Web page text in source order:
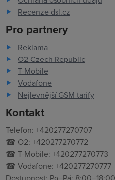
Recenze dsl.cz
Pro partnery
Reklama
O2 Czech Republic
T-Mobile
Vodafone
Nejlevnější GSM tarify
Kontakt
Telefon: +420277270707
☎ O2: +420277270772
☎ T-Mobile: +420277270773
☎ Vodafone: +420277270777
Dostupnost: Po–Pá: 8:00–18:00